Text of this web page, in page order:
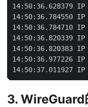
14:50:36.628379
14:50:36.784550
14:50:36.784710
14:50:36.820339
14:50:36.820383
14:50:36.977226
3. WireGuard